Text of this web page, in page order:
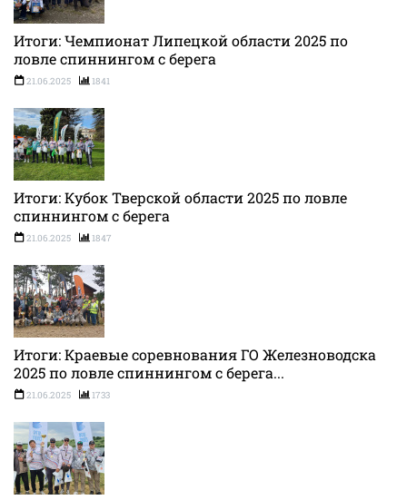
Итоги: Чемпионат Липецкой области 2025 по
ловле спиннингом с берега
21.06.2025 1841
Итоги: Кубок Тверской области 2025 по ловле
спиннингом с берега
21.06.2025 1847
Итоги: Краевые соревнования ГО Железноводска
2025 по ловле спиннингом с берега...
21.06.2025 1733